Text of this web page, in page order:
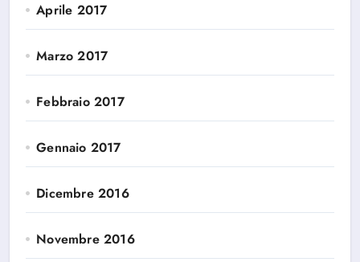
Aprile 2017
Marzo 2017
Febbraio 2017
Gennaio 2017
Dicembre 2016
Novembre 2016